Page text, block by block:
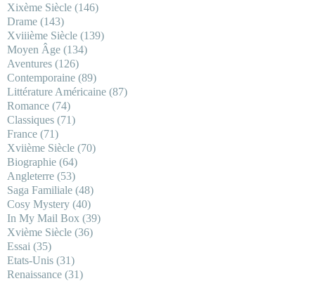
Xixème Siècle (146)
Drame (143)
Xviiième Siècle (139)
Moyen Âge (134)
Aventures (126)
Contemporaine (89)
Littérature Américaine (87)
Romance (74)
Classiques (71)
France (71)
Xviième Siècle (70)
Biographie (64)
Angleterre (53)
Saga Familiale (48)
Cosy Mystery (40)
In My Mail Box (39)
Xvième Siècle (36)
Essai (35)
Etats-Unis (31)
Renaissance (31)